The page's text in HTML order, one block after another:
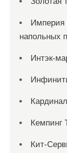
Империя
напольных
Интэк-
Кемпинг
Кит-